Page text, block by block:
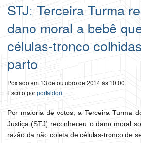
STJ: Terceira Turma
dano moral a bebê
células-tronco
parto
Postado em 13 de outubro de 2014 às 10:00.
Escrito porportaldori
Por maioria de votos, a Terceira Turma
Justiça (STJ) reconheceu o dano moral
razão da não coleta de células-tronco de